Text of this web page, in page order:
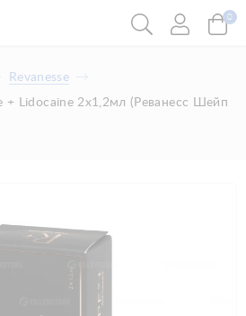
0
Revanesse
+ Lidocaine 2x1,2мл (Реванесс Шейп